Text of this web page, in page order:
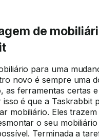
de
para uma
novo é sempre uma
as ferramentas certas
isso é que a Taskrabbit
mobiliário. Eles
o seu mobiliário
Terminada a